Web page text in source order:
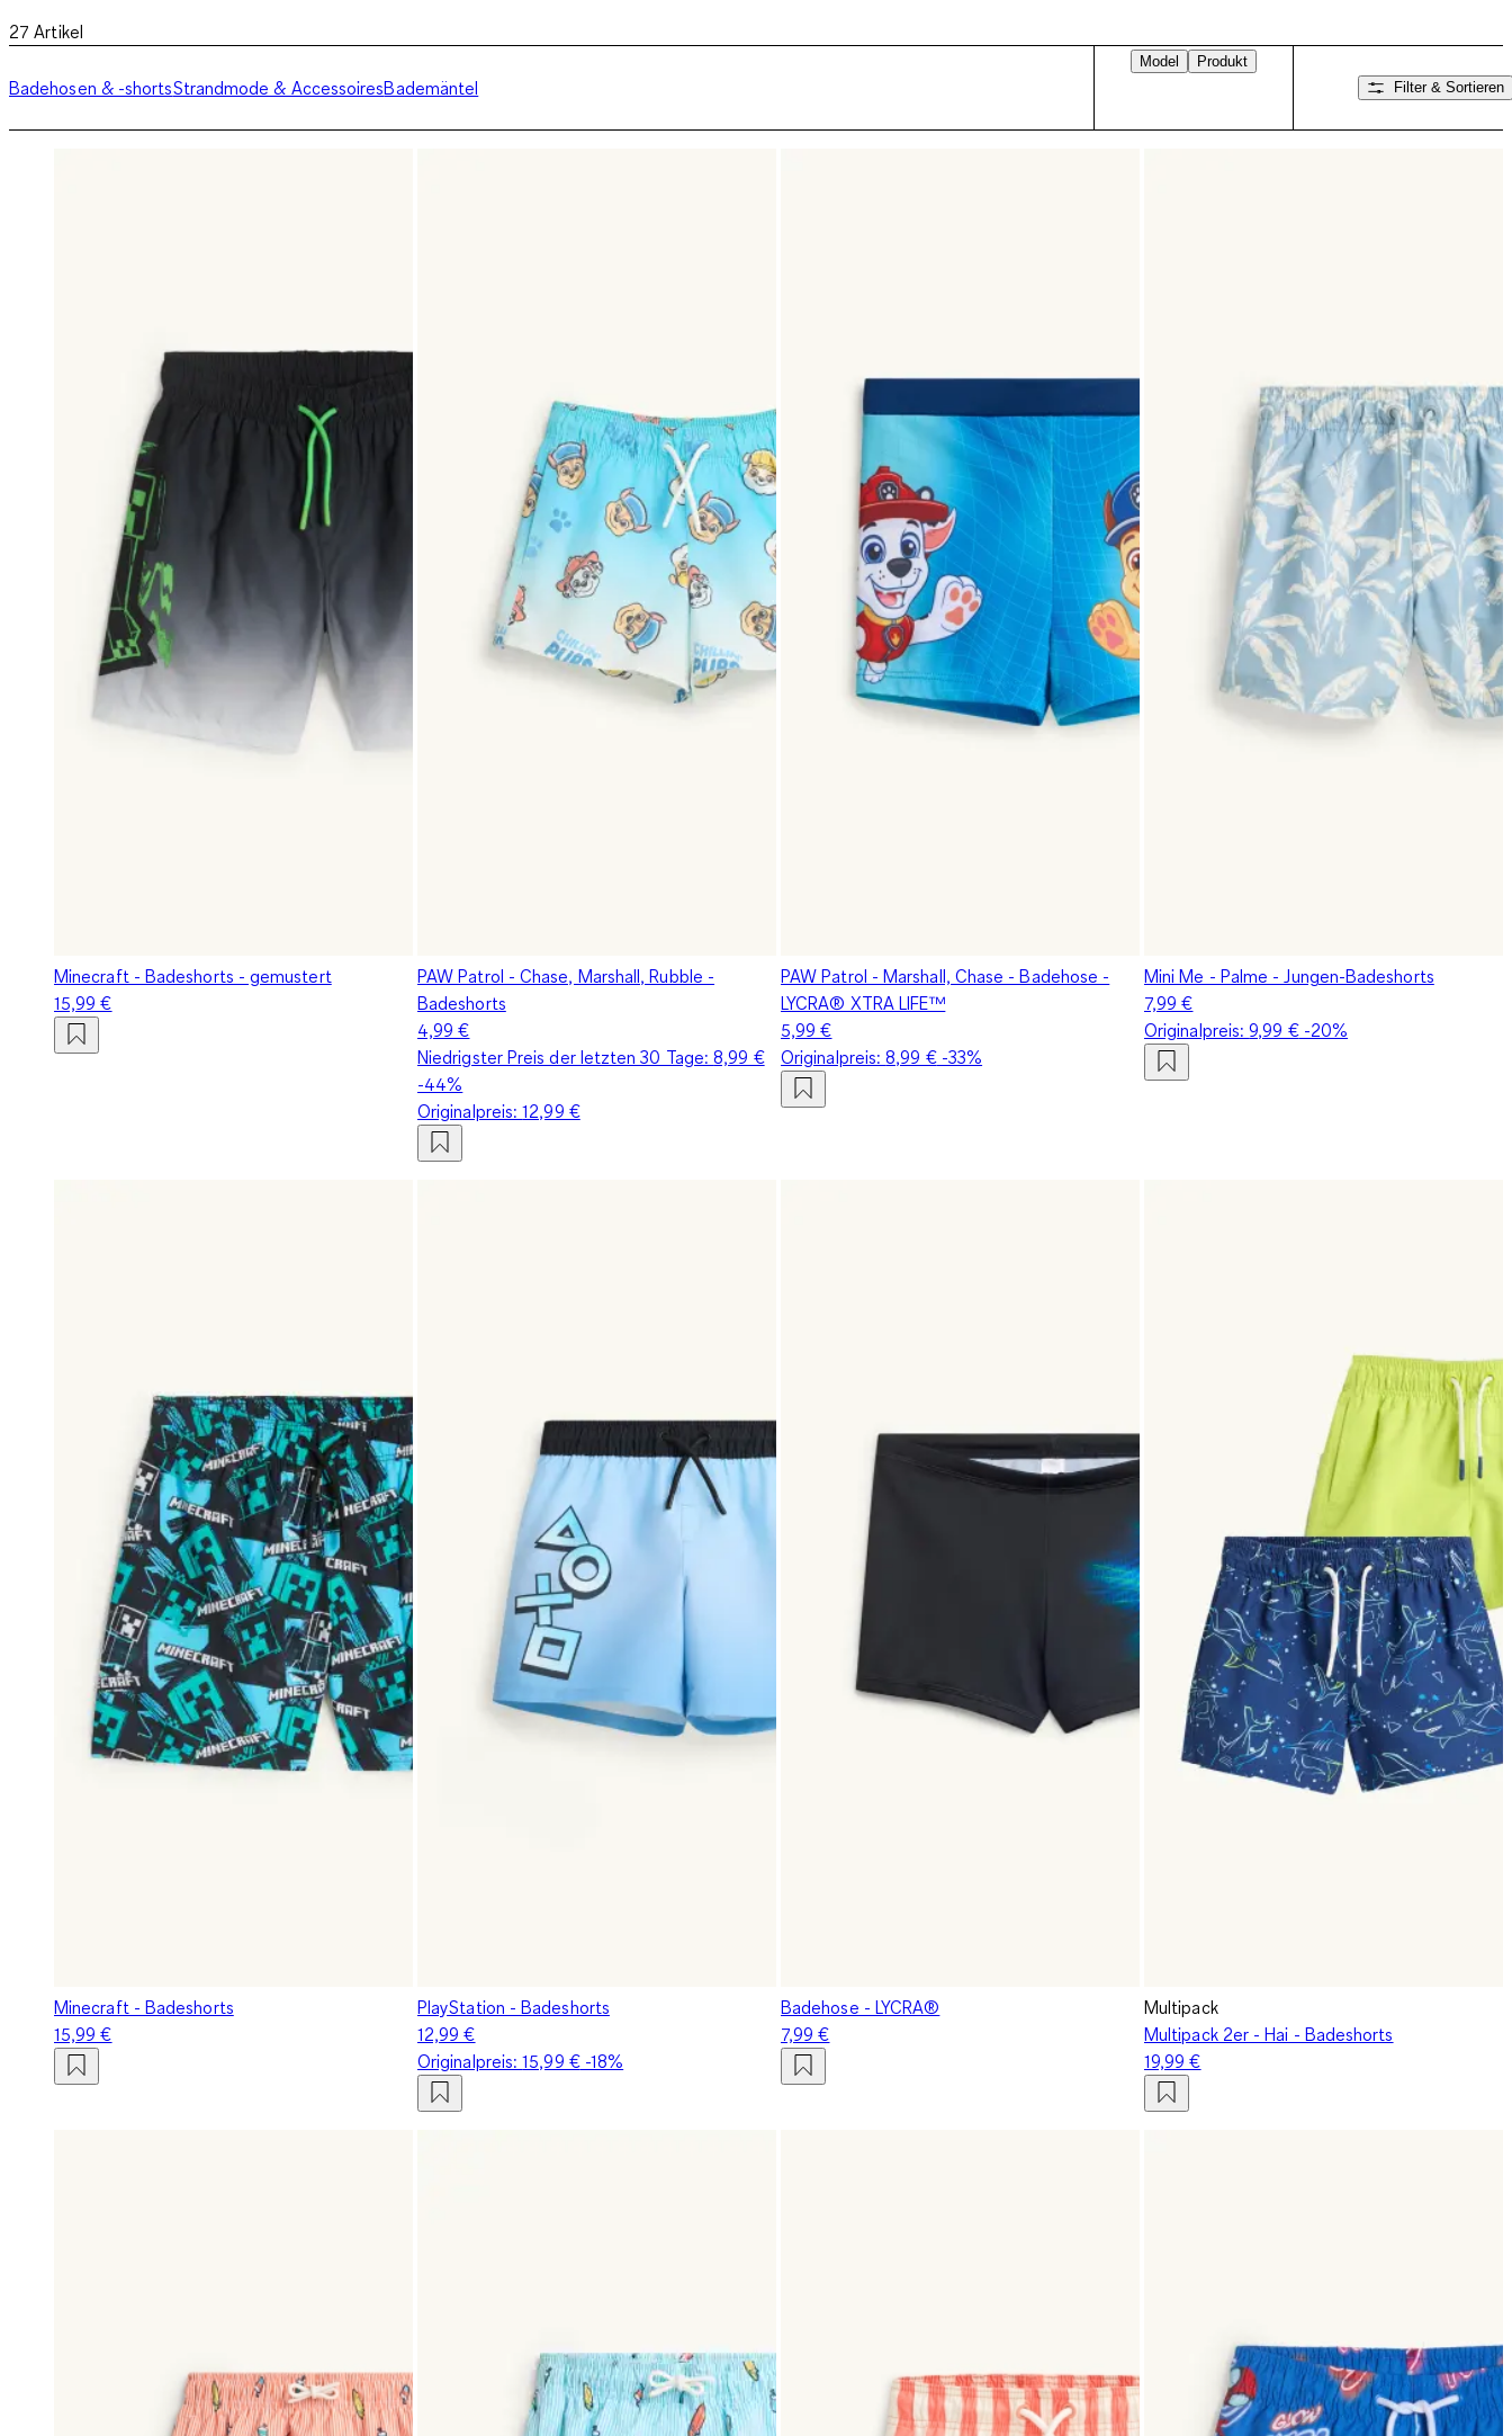
27 Artikel
Badehosen & -shortsStrandmode & AccessoiresBademäntel
Model
Produkt
Filter & Sortieren
Minecraft - Badeshorts - gemustert
15,99 €
PAW Patrol - Chase, Marshall, Rubble -
Badeshorts
4,99 €
Niedrigster Preis der letzten 30 Tage:8,99 €
-44%
Originalpreis:12,99 €
PAW Patrol - Marshall, Chase - Badehose -
LYCRA® XTRA LIFE™
5,99 €
Originalpreis:8,99 €-33%
Mini Me - Palme - Jungen-Badeshorts
7,99 €
Originalpreis:9,99 €-20%
Minecraft - Badeshorts
15,99 €
PlayStation - Badeshorts
12,99 €
Originalpreis:15,99 €-18%
Badehose - LYCRA®
7,99 €
Multipack
Multipack 2er - Hai - Badeshorts
19,99 €